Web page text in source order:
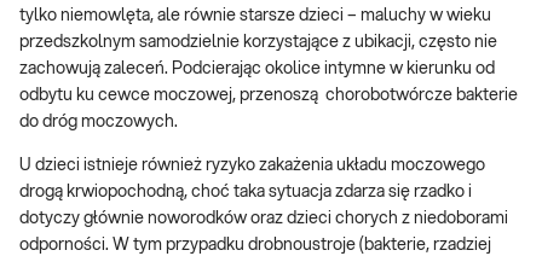
tylko niemowlęta, ale równie starsze dzieci – maluchy w wieku
przedszkolnym samodzielnie korzystające z ubikacji, często nie
zachowują zaleceń. Podcierając okolice intymne w kierunku od
odbytu ku cewce moczowej, przenoszą chorobotwórcze bakterie
do dróg moczowych.
U dzieci istnieje również ryzyko zakażenia układu moczowego
drogą krwiopochodną, choć taka sytuacja zdarza się rzadko i
dotyczy głównie noworodków oraz dzieci chorych z niedoborami
odporności. W tym przypadku drobnoustroje (bakterie, rzadziej